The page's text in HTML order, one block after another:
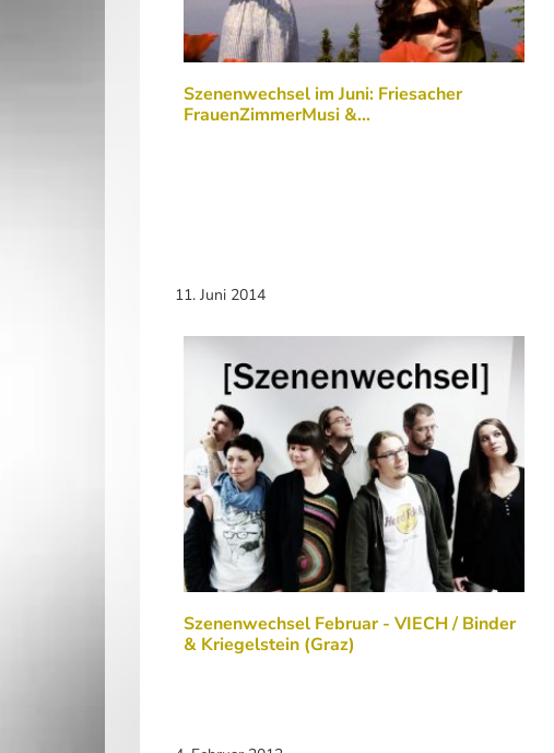
Szenenwechsel im Juni: Friesacher
FrauenZimmerMusi &…
11. Juni 2014
Szenenwechsel Februar - VIECH / Binder
& Kriegelstein (Graz)